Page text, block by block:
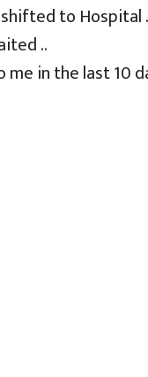
to
..
in the last 10